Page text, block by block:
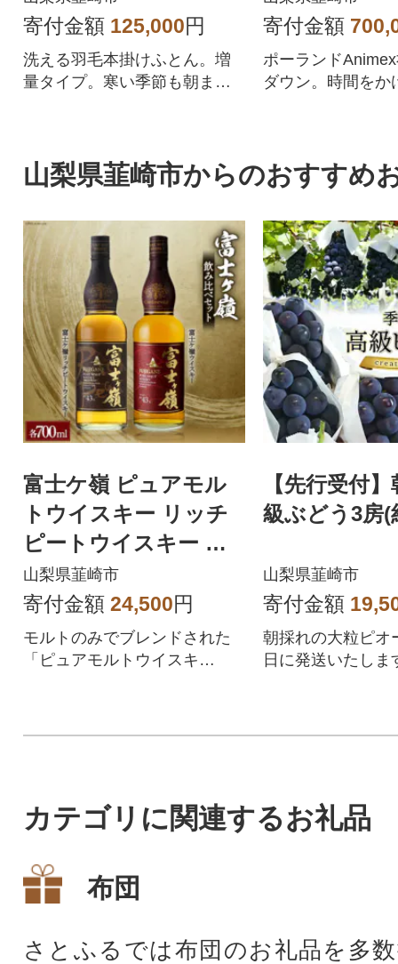
3%
寄付金額 125,000円
洗える羽毛本掛けふとん。増
量タイプ。寒い季節も朝まで
ト ポーラン
寄付金額
ポーランド
ダウン。時間をか
山梨県韮崎市からのおすすめ
富士ケ嶺 ピュアモル
トウイスキー リッチ
ピートウイスキー 飲
み比べセット 700ml×2
本 化粧箱
山梨県韮崎市
寄付金額 24,500円
モルトのみでブレンドされた
「ピュアモルトウイスキ
【先行受付
級ぶどう3房(
山梨県韮崎市
寄付金額
朝採れの大粒ピオ
日に発送いたしま
カテゴリに関連するお礼品
布団
さとふるでは布団のお礼品を多